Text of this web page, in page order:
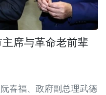
席与革命老前辈
春福、政府副总理武德